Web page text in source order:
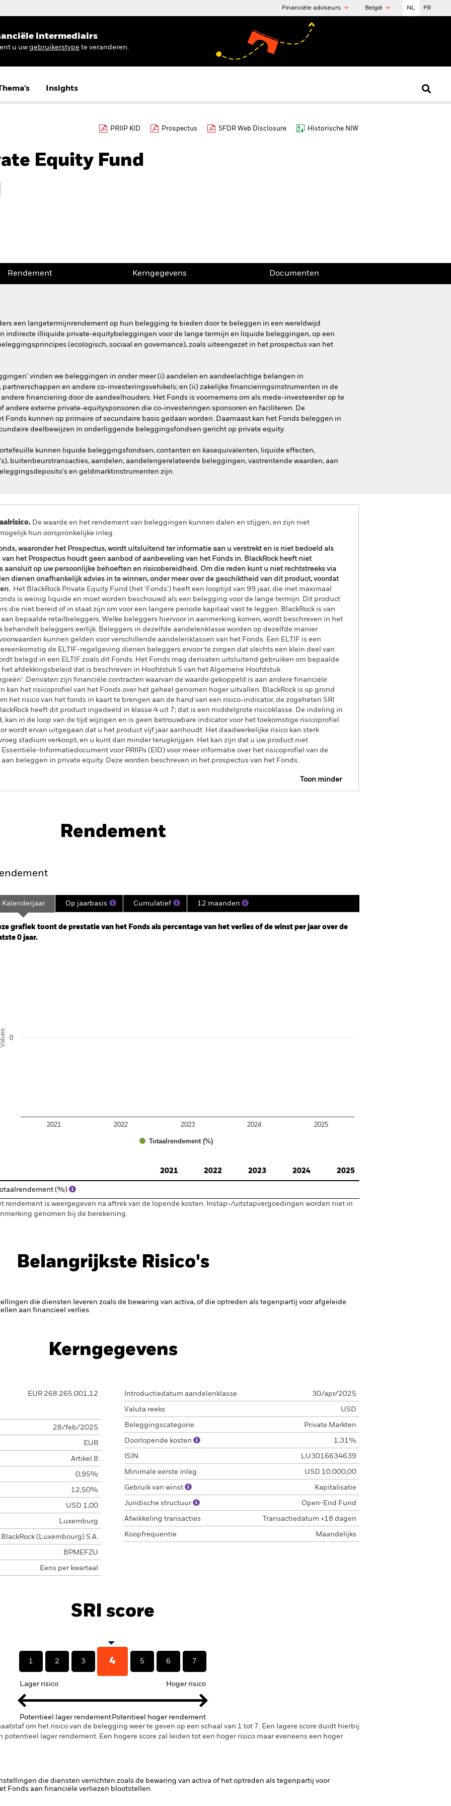
Financiële adviseurs België NL FR
intermediairs
u uw gebruikerstype te veranderen.
Insights
PRIIP KID Prospectus SFDR Web Disclosure Historische NIW
Equity Fund
Rendement Kerngegevens Documenten
een langetermijnrendement op hun belegging te bieden door te beleggen in een wereldwijd
indirecte illiquide private-equitybeleggingen voor de lange termijn en liquide beleggingen, op een
(ecologisch, sociaal en governance), zoals uiteengezet in het prospectus van het
vinden we beleggingen in onder meer (i) aandelen en aandeelachtige belangen in
en andere co-investeringsvehikels; en (ii) zakelijke financieringsinstrumenten in de
financiering door de aandeelhouders. Het Fonds is voornemens om als mede-investeerder op te
andere externe private-equitysponsoren die co-investeringen sponsoren en faciliteren. De
Fonds kunnen op primaire of secundaire basis gedaan worden. Daarnaast kan het Fonds beleggen in
deelbewijzen in onderliggende beleggingsfondsen gericht op private equity.
kunnen liquide beleggingsfondsen, contanten en kasequivalenten, liquide effecten,
buitenbeurstransacties, aandelen, aandelengerelateerde beleggingen, vastrentende waarden, aan
en geldmarktinstrumenten zijn.
De waarde en het rendement van beleggingen kunnen dalen en stijgen, en zijn niet
hun oorspronkelijke inleg.
waaronder het Prospectus, wordt uitsluitend ter informatie aan u verstrekt en is niet bedoeld als
het Prospectus houdt geen aanbod of aanbeveling van het Fonds in. BlackRock heeft niet
aansluit op uw persoonlijke behoeften en risicobereidheid. Om die reden kunt u niet rechtstreeks via
dienen onafhankelijk advies in te winnen, onder meer over de geschiktheid van dit product, voordat
Het BlackRock Private Equity Fund (het 'Fonds') heeft een looptijd van 99 jaar, die met maximaal
is weinig liquide en moet worden beschouwd als een belegging voor de lange termijn. Dit product
die niet bereid of in staat zijn om voor een langere periode kapitaal vast te leggen. BlackRock is van
bepaalde retailbeleggers. Welke beleggers hiervoor in aanmerking komen, wordt beschreven in het
behandelt beleggers eerlijk. Beleggers in dezelfde aandelenklasse worden op dezelfde manier
kunnen gelden voor verschillende aandelenklassen van het Fonds. Een ELTIF is een
de ELTIF-regelgeving dienen beleggers ervoor te zorgen dat slechts een klein deel van
belegd in een ELTIF zoals dit Fonds. Het Fonds mag derivaten uitsluitend gebruiken om bepaalde
afdekkingsbeleid dat is beschreven in Hoofdstuk 5 van het Algemene Hoofdstuk
Derivaten zijn financiële contracten waarvan de waarde gekoppeld is aan andere financiële
kan het risicoprofiel van het Fonds over het geheel genomen hoger uitvallen. BlackRock is op grond
het risico van het fonds in kaart te brengen aan de hand van een risico-indicator, de zogeheten SRI
heeft dit product ingedeeld in klasse 4 uit 7; dat is een middelgrote risicoklasse. De indeling in
kan in de loop van de tijd wijzigen en is geen betrouwbare indicator voor het toekomstige risicoprofiel
wordt ervan uitgegaan dat u het product vijf jaar aanhoudt. Het daadwerkelijke risico kan sterk
stadium verkoopt, en u kunt dan minder terugkrijgen. Het kan zijn dat u uw product niet
Informatiedocument voor PRIIPs (EID) voor meer informatie over het risicoprofiel van de
beleggen in private equity. Deze worden beschreven in het prospectus van het Fonds.
Toon minder
Kerngegevens
Rendement
2025-04-30 00:00:00 to 2026-06-30 00:00:00.
96 to 120.
Kalenderjaar Op jaarbasis Cumulatief 12 maanden
grafiek toont de prestatie van het Fonds als percentage van het verlies of de winst per jaar over de
0 jaar.
Values
Totaalrendement (%)
2021 2022 2023 2024 2025
0
2021
2022 2023 2024 2025
Totaalrendement (%)
rendement is weergegeven na aftrek van de lopende kosten. Instap-/uitstapvergoedingen worden niet in
genomen bij de berekening.
Belangrijkste Risico's
die diensten leveren zoals de bewaring van activa, of die optreden als tegenpartij voor afgeleide
aan financieel verlies.
Kerngegevens
EUR 268.265.001,12
28/feb/2025
EUR
Artikel 8
0,95%
12,50%
USD 1,00
Luxemburg
BlackRock (Luxembourg) S.A.
BPMEFZU
Eens per kwartaal
Introductiedatum aandelenklasse 30/apr/2025
Valuta reeks USD
Beleggingscategorie Private Markten
Doorlopende kosten 1,31%
ISIN LU3016634639
Minimale eerste inleg USD 10.000,00
Gebruik van winst Kapitalisatie
Juridische structuur Open-End Fund
Afwikkeling transacties Transactiedatum +18 dagen
Koopfrequentie Maandelijks
SRI score
1 2 3 4 5 6 7
Lager risico Hoger risico
Potentieel lager rendement Potentieel hoger rendement
om het risico van de belegging weer te geven op een schaal van 1 tot 7. Een lagere score duidt hierbij
potentieel lager rendement. Een hogere score zal leiden tot een hoger risico maar eveneens een hoger
die diensten verrichten zoals de bewaring van activa of het optreden als tegenpartij voor
Fonds aan financiële verliezen blootstellen.